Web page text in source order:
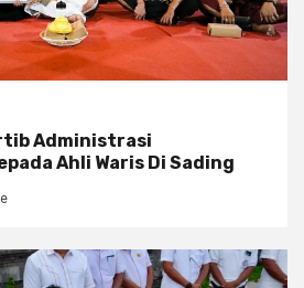
Administrasi
Ahli Waris Di Sading